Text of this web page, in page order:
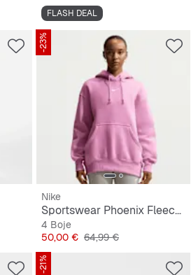
FLASH DEAL
-23%
Nike
Sportswear Phoenix Fleece Oversized Hoodie
4 Boje
Cijena
50,00 € Originalna cijena
64,99 €
-21%